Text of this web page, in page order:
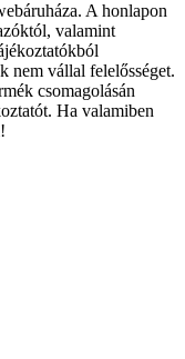
A honlapon
valamint
nem vállal felelősséget.
csomagolásán
Ha valamiben